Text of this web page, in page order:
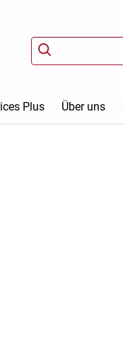
Plus Über uns